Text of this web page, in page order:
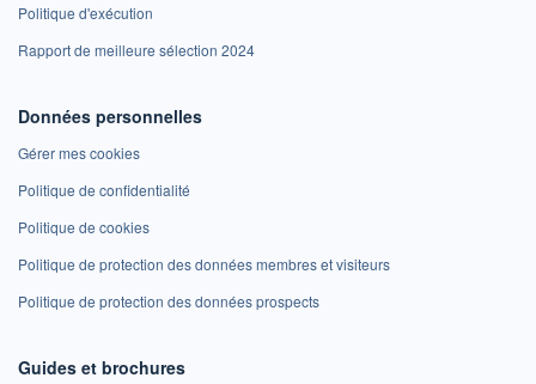
Politique d'exécution
Rapport de meilleure sélection 2024
Données personnelles
Gérer mes cookies
Politique de confidentialité
Politique de cookies
Politique de protection des données membres et visiteurs
Politique de protection des données prospects
Guides et brochures